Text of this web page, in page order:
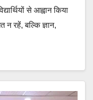
से आह्वान किया
न रहें, बल्कि ज्ञान,